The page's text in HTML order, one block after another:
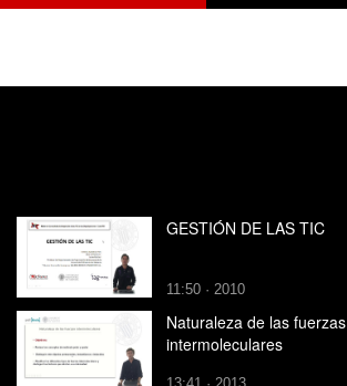
GESTIÓN DE LAS TIC
11:50 · 2010
Naturaleza de las fuerzas
intermoleculares